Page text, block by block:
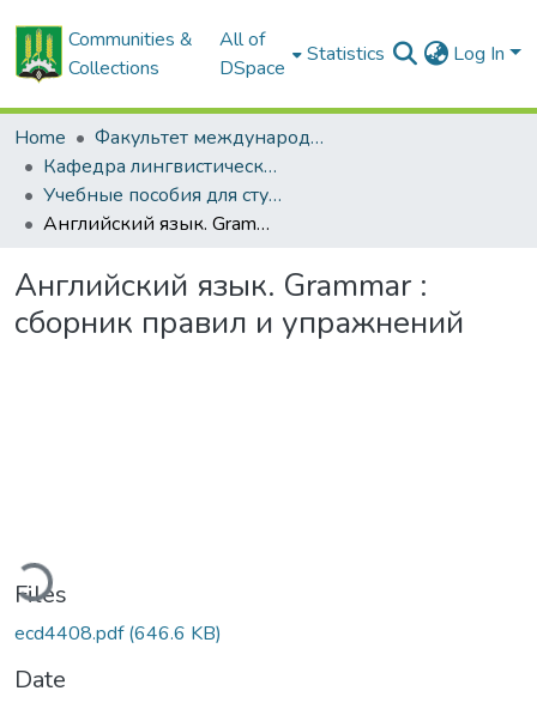
Communities &
Collections
All of
DSpace
Statistics Log In
Home
Факультет международных связей и довузовской подготовки
Кафедра лингвистических дисциплин
Учебные пособия для студентов, изучающих английский язык
Английский язык. Grammar : сборник правил и упражнений
Английский язык. Grammar :
сборник правил и упражнений
Files
ecd4408.pdf(646.6 KB)
Date